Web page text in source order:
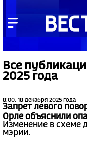
Все
2025 года
8:00, 18 декабря 2025 года
Запрет левого
Орле объяснили
Изменение в схеме
мэрии.